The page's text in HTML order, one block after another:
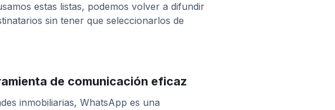
estas listas, podemos volver a difundir
sin tener que seleccionarlos de
de comunicación eficaz
inmobiliarias, WhatsApp es una